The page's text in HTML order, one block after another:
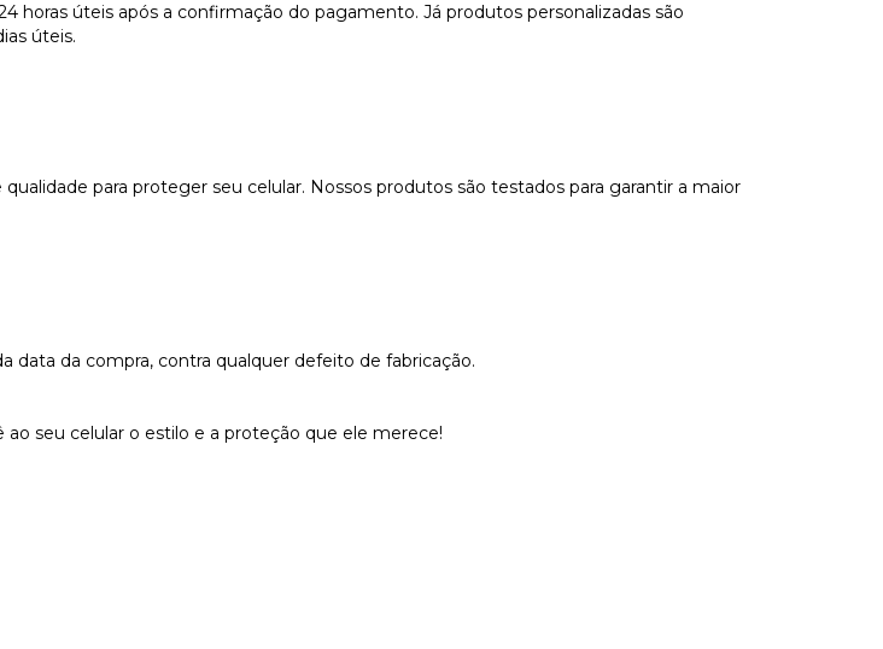
horas úteis após a confirmação do pagamento. Já produtos personalizadas são
úteis.
para proteger seu celular. Nossos produtos são testados para garantir a maior
data da compra, contra qualquer defeito de fabricação.
seu celular o estilo e a proteção que ele merece!